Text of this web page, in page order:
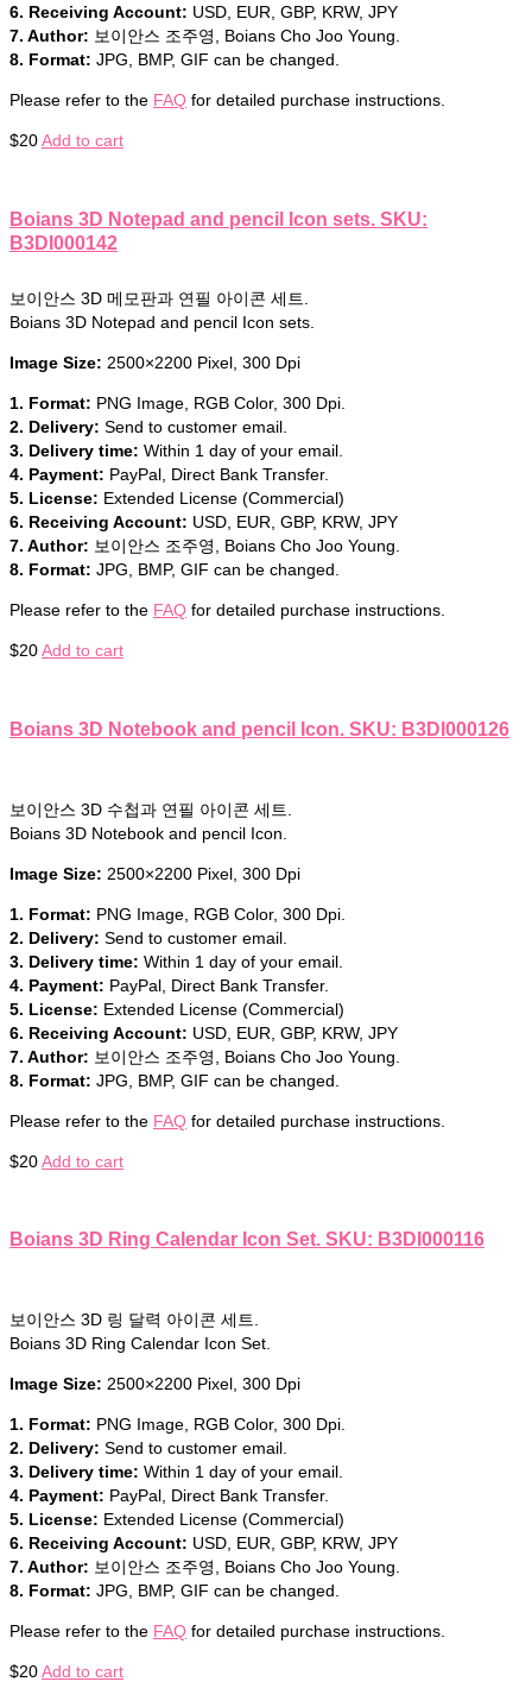
6. Receiving Account: USD, EUR, GBP, KRW, JPY
7. Author: 보이안스 조주영, Boians Cho Joo Young.
8. Format: JPG, BMP, GIF can be changed.
Please refer to the FAQ for detailed purchase instructions.
$20Add to cart
Boians 3D Notepad and pencil Icon sets. SKU:
B3DI000142
보이안스 3D 메모판과 연필 아이콘 세트.
Boians 3D Notepad and pencil Icon sets.
Image Size: 2500×2200 Pixel, 300 Dpi
1. Format: PNG Image, RGB Color, 300 Dpi.
2. Delivery: Send to customer email.
3. Delivery time: Within 1 day of your email.
4. Payment: PayPal, Direct Bank Transfer.
5. License: Extended License (Commercial)
6. Receiving Account: USD, EUR, GBP, KRW, JPY
7. Author: 보이안스 조주영, Boians Cho Joo Young.
8. Format: JPG, BMP, GIF can be changed.
Please refer to the FAQ for detailed purchase instructions.
$20Add to cart
Boians 3D Notebook and pencil Icon. SKU: B3DI000126
보이안스 3D 수첩과 연필 아이콘 세트.
Boians 3D Notebook and pencil Icon.
Image Size: 2500×2200 Pixel, 300 Dpi
1. Format: PNG Image, RGB Color, 300 Dpi.
2. Delivery: Send to customer email.
3. Delivery time: Within 1 day of your email.
4. Payment: PayPal, Direct Bank Transfer.
5. License: Extended License (Commercial)
6. Receiving Account: USD, EUR, GBP, KRW, JPY
7. Author: 보이안스 조주영, Boians Cho Joo Young.
8. Format: JPG, BMP, GIF can be changed.
Please refer to the FAQ for detailed purchase instructions.
$20Add to cart
Boians 3D Ring Calendar Icon Set. SKU: B3DI000116
보이안스 3D 링 달력 아이콘 세트.
Boians 3D Ring Calendar Icon Set.
Image Size: 2500×2200 Pixel, 300 Dpi
1. Format: PNG Image, RGB Color, 300 Dpi.
2. Delivery: Send to customer email.
3. Delivery time: Within 1 day of your email.
4. Payment: PayPal, Direct Bank Transfer.
5. License: Extended License (Commercial)
6. Receiving Account: USD, EUR, GBP, KRW, JPY
7. Author: 보이안스 조주영, Boians Cho Joo Young.
8. Format: JPG, BMP, GIF can be changed.
Please refer to the FAQ for detailed purchase instructions.
$20Add to cart